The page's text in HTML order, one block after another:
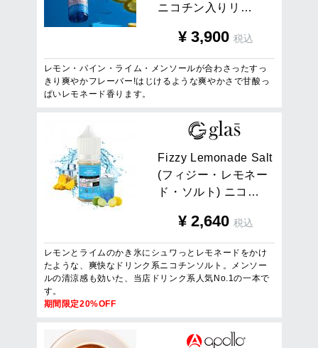
ニ コ チン 入 り リ …
¥ 3,900 税込
レモン・パイン・ライム・メンソールが合わさったすっ
きり爽やかフレーバー!はじけるような爽やかさで甘酸っ
ぱいレモネード香ります。
Fizzy Lemonade Sa lt
(フ ィ ジー ・ レ モネー
ド ・ ソ ル ト) ニコ …
¥ 2,640 税込
レモンとライムのかき氷にシュワっとレモネードをかけ
たような、爽快なドリンク系ニコチンソルト。メンソー
ルの清涼感も効いた、当店ドリンク系人気No.1の一本で
す。
期間限定20%OFF